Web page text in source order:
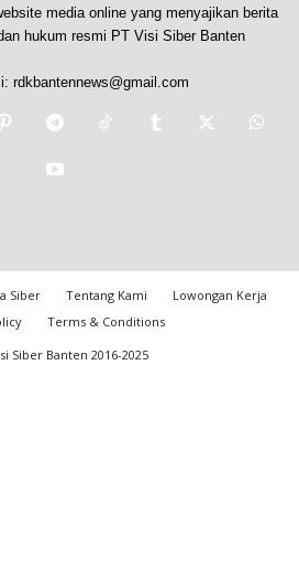
media online yang menyajikan berita
hukum resmi PT Visi Siber Banten
rdkbantennews@gmail.com
Siber Tentang Kami
Lowongan Kerja
Terms & Conditions
Siber Banten 2016-2025